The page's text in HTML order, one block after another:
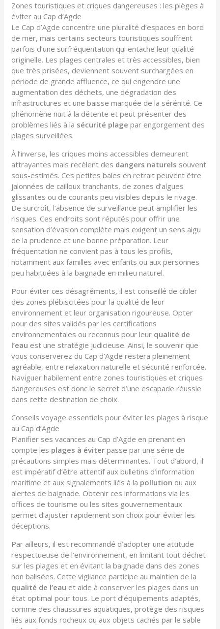
Zones touristiques et criques dangereuses : les pièges à
éviter au Cap d’Agde
Le Cap d’Agde concentre une pluralité d’espaces en bord
de mer, mais certains secteurs touristiques souffrent
parfois d’une surfréquentation qui entache leur qualité
originelle. Les plages centrales et très accessibles, bien
que très prisées, deviennent souvent surchargées en
période de grande affluence, ce qui engendre une
augmentation des déchets, une dégradation des
infrastructures et une baisse marquée de la sérénité. Ce
phénomène nuit à la détente et peut présenter des
problèmes liés à la sécurité plage par engorgement des
plages surveillées.
À l’inverse, les criques moins accessibles demeurent
attrayantes mais recèlent des dangers naturels souvent
sous-estimés. Ces petites baies en retrait peuvent être
jalonnées de cailloux tranchants, de zones d’algues
glissantes ou de courants peu visibles depuis le rivage.
De surcroît, l’absence de surveillance peut amplifier les
risques. Ces endroits sont réputés pour offrir une
sensation d’évasion complète mais exigent un sens aigu
de la prudence et une bonne préparation. Leur
fréquentation ne convient pas à tous les profils,
notamment aux familles avec enfants ou aux personnes
peu habituées à la baignade en milieu naturel.
Pour éviter ces désagréments, il est conseillé de cibler
des zones plébiscitées pour la qualité de leur
environnement et leur organisation rigoureuse. Opter
pour des sites validés par les certifications
environnementales ou reconnus pour leur qualité de
l’eau est une stratégie judicieuse. Ainsi, le souvenir que
vous conserverez du Cap d’Agde restera pleinement
agréable, entre relaxation naturelle et sécurité renforcée.
Naviguer habilement entre zones touristiques et criques
dangereuses est donc le secret d’une escapade réussie
dans cette destination de choix.
Conseils voyage essentiels pour éviter les plages à risque
au Cap d’Agde
Planifier ses vacances au Cap d’Agde en prenant en
compte les plages à éviter passe par une série de
précautions simples mais déterminantes. Tout d’abord, il
est impératif d’être attentif aux bulletins d’information
maritime et aux signalements liés à la pollution ou aux
alertes de baignade. Obtenir ces informations via les
offices de tourisme ou les sites gouvernementaux
permet d’ajuster rapidement son choix pour éviter les
déceptions.
Par ailleurs, il est recommandé d’adopter une attitude
respectueuse de l’environnement, en limitant tout déchet
sur les plages et en évitant la baignade dans des zones
non balisées. Cette vigilance participe au maintien de la
qualité de l’eau et aide à conserver les plages dans un
état optimal pour tous. Le port d’équipements adaptés,
comme des chaussures aquatiques, protège des risques
liés aux fonds rocheux ou aux objets cachés par le sable